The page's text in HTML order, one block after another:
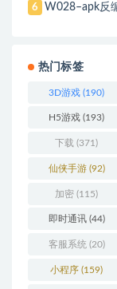
6 W028–apk反
热门标签
3D游戏 (190)
H5游戏 (193)
下载 (371)
仙侠手游(92)
加密 (115)
即时通讯(44)
客服系统 (20)
小程序 (159)